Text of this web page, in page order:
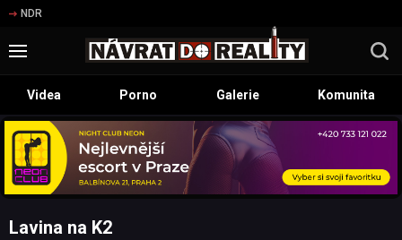
NDR
Videa Porno Galerie Komunita
Lavina na K2